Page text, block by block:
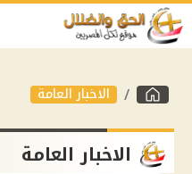
الاخبار العامة
الاخبار العامة